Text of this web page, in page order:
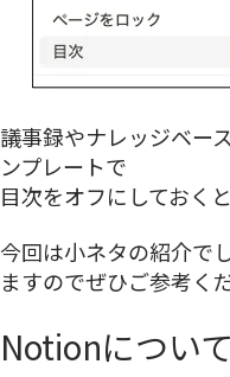
議事録やナレッジベー
ンプレートで
目次をオフにしておく
今回は小ネタの紹介で
ますのでぜひご参考く
Notionについ